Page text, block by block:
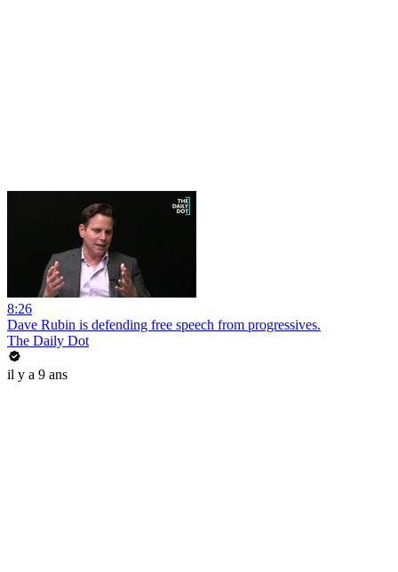
8:26
Dave Rubin is defending free speech from progressives.
The Daily Dot
il y a 9 ans